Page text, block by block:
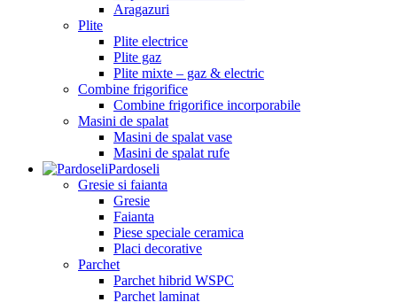
Aragazuri
Plite
Plite electrice
Plite gaz
Plite mixte – gaz & electric
Combine frigorifice
Combine frigorifice incorporabile
Masini de spalat
Masini de spalat vase
Masini de spalat rufe
Pardoseli
Gresie si faianta
Gresie
Faianta
Piese speciale ceramica
Placi decorative
Parchet
Parchet hibrid WSPC
Parchet laminat